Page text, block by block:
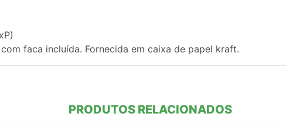
faca incluída. Fornecida em caixa de papel kraft.
PRODUTOS RELACIONADOS